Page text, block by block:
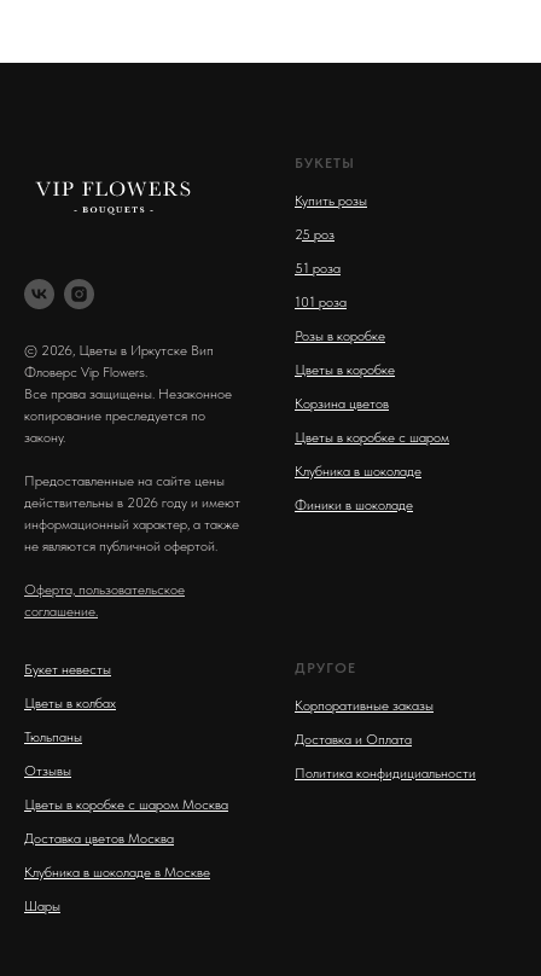
© 2026, Цветы в Иркутске Вип
Фловерс Vip Flowers.
Все права защищены. Незаконное
копирование преследуется по
закону.
Предоставленные на сайте цены
действительны в 2026 году и имеют
информационный характер, а также
не являются публичной офертой.
Оферта, пользовательское
соглашение.
БУКЕТЫ
Купить розы
25 роз
51 роза
101 роза
Розы в коробке
Цветы в коробке
Корзина цветов
Цветы в коробке с шаром
Клубника в шоколаде
Финики в шоколаде
Букет невесты
Цветы в колбах
Тюльпаны
Отзывы
Цветы в коробке с шаром Москва
Доставка цветов Москва
Клубника в шоколаде в Москве
Шары
ДРУГОЕ
Корпоративные заказы
Доставка и Оплата
Политика конфидициальности